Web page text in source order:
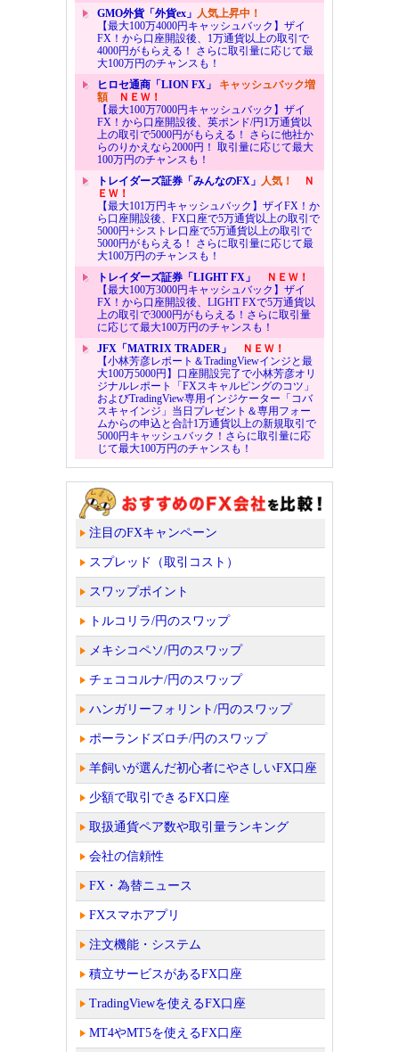
GMO外貨「外貨ex」 人気上昇中！
【最大100万4000円キャッシュバック】ザイ
FX！から口座開設後、1万通貨以上の取引で
4000円がもらえる！ さらに取引量に応じて最
大100万円のチャンスも！
ヒロセ通商「LION FX」 キャッシュバック増
額ＮＥＷ！
【最大100万7000円キャッシュバック】ザイ
FX！から口座開設後、英ポンド/円1万通貨以
上の取引で5000円がもらえる！ さらに他社か
らのりかえなら2000円！ 取引量に応じて最大
100万円のチャンスも！
トレイダーズ証券「みんなのFX」 人気！
Ｎ
ＥＷ！
【最大101万円キャッシュバック】ザイFX！か
ら口座開設後、FX口座で5万通貨以上の取引で
5000円+シストレ口座で5万通貨以上の取引で
5000円がもらえる！ さらに取引量に応じて最
大100万円のチャンスも！
トレイダーズ証券「LIGHT FX」
ＮＥＷ！
【最大100万3000円キャッシュバック】ザイ
FX！から口座開設後、LIGHT FXで5万通貨以
上の取引で3000円がもらえる！さらに取引量
に応じて最大100万円のチャンスも！
JFX「MATRIX TRADER」
ＮＥＷ！
【小林芳彦レポート＆TradingViewインジと最
大100万5000円】口座開設完了で小林芳彦オリ
ジナルレポート「FXスキャルピングのコツ」
およびTradingView専用インジケーター「コバ
スキャインジ」当日プレゼント＆専用フォー
ムからの申込と合計1万通貨以上の新規取引で
5000円キャッシュバック！さらに取引量に応
じて最大100万円のチャンスも！
注目のFXキャンペーン
スプレッド（取引コスト）
スワップポイント
トルコリラ/円のスワップ
メキシコペソ/円のスワップ
チェココルナ/円のスワップ
ハンガリーフォリント/円のスワップ
ポーランドズロチ/円のスワップ
羊飼いが選んだ初心者にやさしいFX口座
少額で取引できるFX口座
取扱通貨ペア数や取引量ランキング
会社の信頼性
FX・為替ニュース
FXスマホアプリ
注文機能・システム
積立サービスがあるFX口座
TradingViewを使えるFX口座
MT4やMT5を使えるFX口座